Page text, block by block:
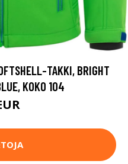
TAKKI, BRIGHT
KOKO 104